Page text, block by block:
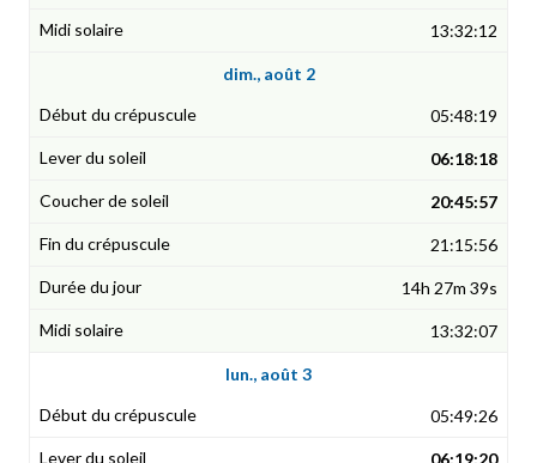
13:32:12
dim., août 2
05:48:19
06:18:18
20:45:57
21:15:56
14h 27m 39s
13:32:07
lun., août 3
05:49:26